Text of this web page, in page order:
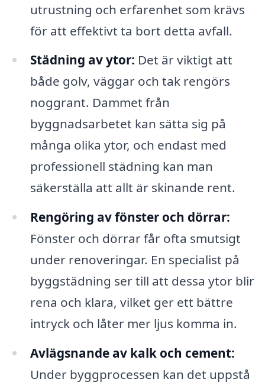
utrustning och erfarenhet som krävs
för att effektivt ta bort detta avfall.
Städning av ytor: Det är viktigt att
både golv, väggar och tak rengörs
noggrant. Dammet från
byggnadsarbetet kan sätta sig på
många olika ytor, och endast med
professionell städning kan man
säkerställa att allt är skinande rent.
Rengöring av fönster och dörrar:
Fönster och dörrar får ofta smutsigt
under renoveringar. En specialist på
byggstädning ser till att dessa ytor blir
rena och klara, vilket ger ett bättre
intryck och låter mer ljus komma in.
Avlägsnande av kalk och cement:
Under byggprocessen kan det uppstå